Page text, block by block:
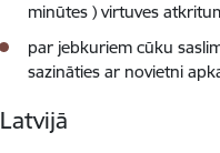
minūtes ) virtuves
par jebkuriem cūku
sazināties ar novietni
Latvijā